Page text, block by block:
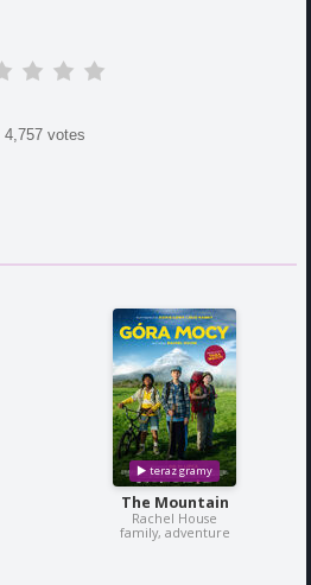
4,757 votes
The Mountain
Rachel House
family, adventure